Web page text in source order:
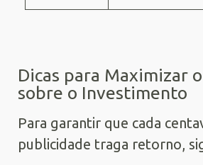
Dicas para Maximizar
sobre o Investimento
Para garantir que cada
publicidade traga retorno,